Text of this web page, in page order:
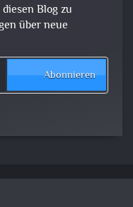
Blog zu
über neue
Abonnieren